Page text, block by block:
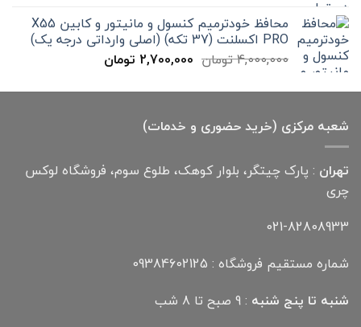
بود.
199,000 تومان
است. محافظ خودترمیم کنسول و مانیتور و کابین X55
PRO اکسلنت (37 تکه) (اصلی وارداتی درجه یک)
4,000,000تومان قیمت
4,000,000 تومان
2,700,000 تومانقیمت
2,700,000 تومان
شعبه مرکزی (خرید حضوری و خدمات)
تهران : پارک چیتگر، بلوار کوهک، طلوع سوم، فروشگاه لوکس
چری
021-82808933
شماره مستقیم فروشگاه : 09384602125
شنبه تا پنج شنبه : 9 صبح تا 8 شب